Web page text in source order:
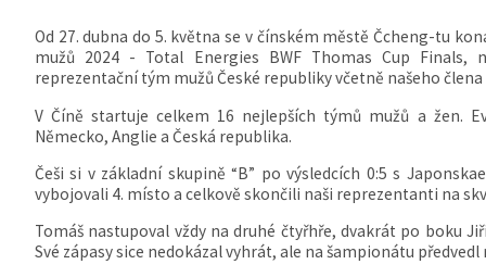
Od 27. dubna do 5. května se v čínském městě Čcheng-tu
mužů 2024 - Total Energies BWF Thomas Cup
reprezentační tým mužů České republiky včetně našeho člena
V Číně startuje celkem 16 nejlepších týmů mužů a žen.
Německo, Anglie a Česká republika.
Češi si v základní skupině “B” po výsledcích 0:5 s
vybojovali 4. místo a celkově skončili naši reprezentanti na
Tomáš nastupoval vždy na druhé čtyřhře, dvakrát po boku
Své zápasy sice nedokázal vyhrát, ale na šampionátu